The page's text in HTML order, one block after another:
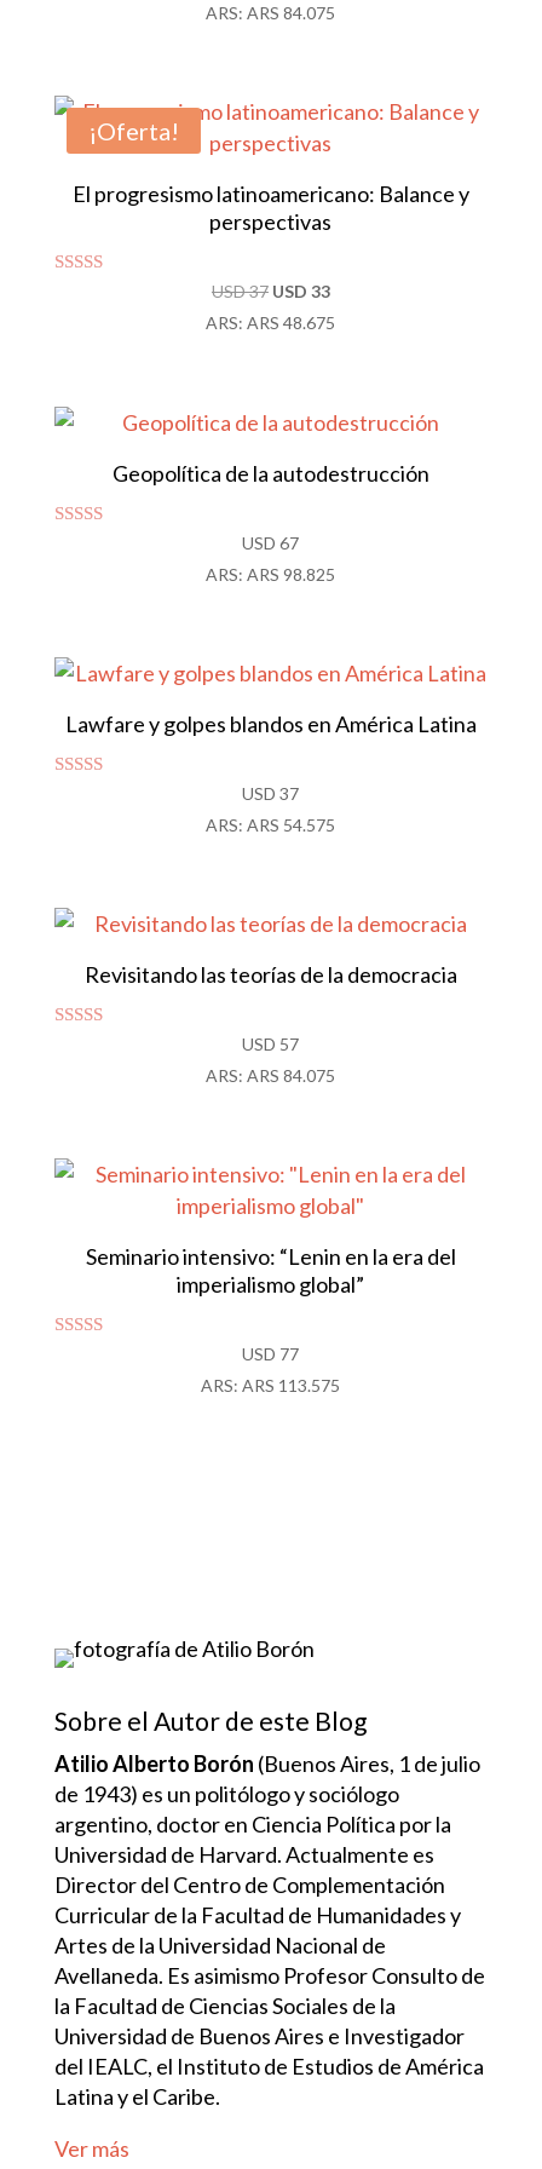
ARS:ARS 84.075
¡Oferta!
El progresismo latinoamericano: Balance y
perspectivas
USD37 El
precio
USD 37.
USD 33El
precio
USD 33.
ARS:ARS 48.675
Geopolítica de la autodestrucción
USD 67
ARS:ARS 98.825
Lawfare y golpes blandos en América Latina
USD 37
ARS:ARS 54.575
Revisitando las teorías de la democracia
USD 57
ARS:ARS 84.075
Seminario intensivo: “Lenin en la era del
imperialismo global”
USD 77
ARS:ARS 113.575
Sobre el Autor de este Blog
Atilio Alberto Borón (Buenos Aires, 1 de julio
de 1943) es un politólogo y sociólogo
argentino, doctor en Ciencia Política por la
Universidad de Harvard. Actualmente es
Director del Centro de Complementación
Curricular de la Facultad de Humanidades y
Artes de la Universidad Nacional de
Avellaneda. Es asimismo Profesor Consulto de
la Facultad de Ciencias Sociales de la
Universidad de Buenos Aires e Investigador
del IEALC, el Instituto de Estudios de América
Latina y el Caribe.
Ver más